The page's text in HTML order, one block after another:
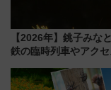
【2026年】銚子みな
鉄の臨時列車やアク